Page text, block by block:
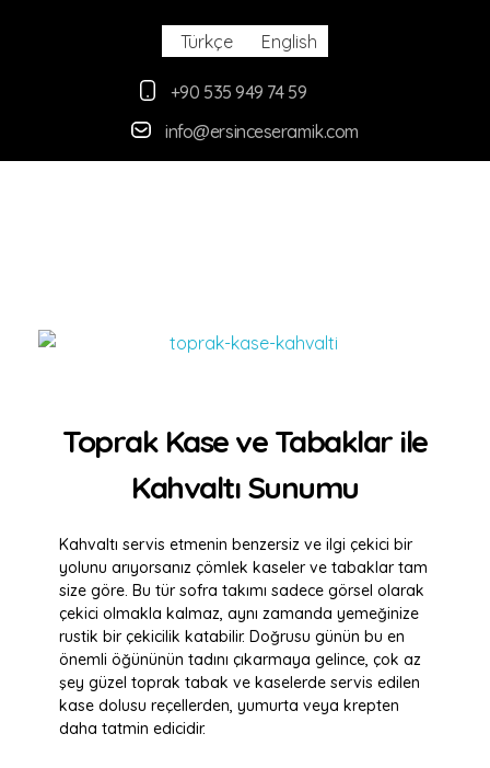
Türkçe English
+90 535 949 74 59
info@ersinceseramik.com
Toprak Kase ve Tabaklar ile
Kahvaltı Sunumu
Kahvaltı servis etmenin benzersiz ve ilgi çekici bir
yolunu arıyorsanız çömlek kaseler ve tabaklar tam
size göre. Bu tür sofra takımı sadece görsel olarak
çekici olmakla kalmaz, aynı zamanda yemeğinize
rustik bir çekicilik katabilir. Doğrusu günün bu en
önemli öğününün tadını çıkarmaya gelince, çok az
şey güzel toprak tabak ve kaselerde servis edilen
kase dolusu reçellerden, yumurta veya krepten
daha tatmin edicidir.